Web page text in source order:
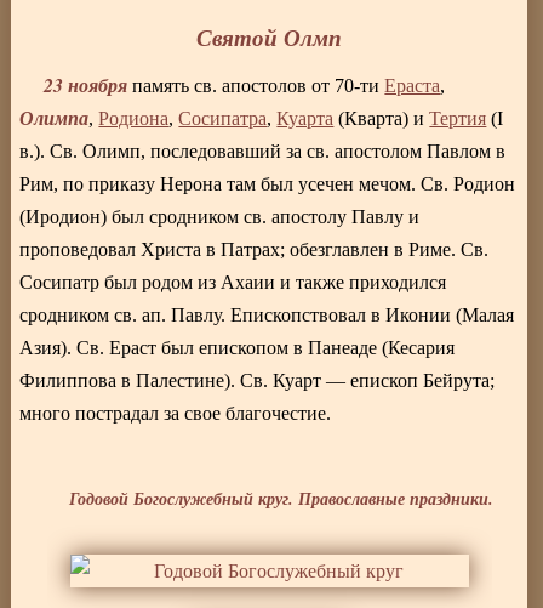
Святой Олмп
23 ноября память св. апостолов от 70-тиЕраста,
Олимпа,Родиона,Сосипатра,Куарта (Кварта) иТертия (I
в.). Св. Олимп, последовавший за св. апостолом Павлом в
Рим, по приказу Нерона там был усечен мечом. Св. Родион
(Иродион) был сродником св. апостолу Павлу и
проповедовал Христа в Патрах; обезглавлен в Риме. Св.
Сосипатр был родом из Ахаии и также приходился
сродником св. ап. Павлу. Епископствовал в Иконии (Малая
Азия). Св. Ераст был епископом в Панеаде (Кесария
Филиппова в Палестине). Св. Куарт — епископ Бейрута;
много пострадал за свое благочестие.
Годовой Богослужебный круг. Православные праздники.